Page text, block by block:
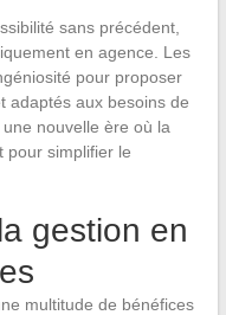
sans précédent,
en agence. Les
pour proposer
adaptés aux besoins de
nouvelle ère où la
pour simplifier le
gestion en
multitude de bénéfices